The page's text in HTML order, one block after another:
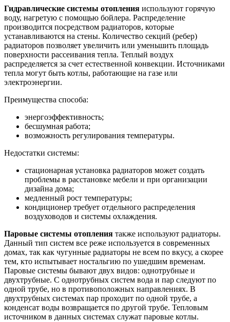
Гидравлические системы отопления используют горячую
воду, нагретую с помощью бойлера. Распределение
производится посредством радиаторов, которые
устанавливаются на стены. Количество секций (ребер)
радиаторов позволяет увеличить или уменьшить площадь
поверхности рассеивания тепла. Теплый воздух
распределяется за счет естественной конвекции. Источниками
тепла могут быть котлы, работающие на газе или
электроэнергии.
Преимущества способа:
энергоэффективность;
бесшумная работа;
возможность регулирования температуры.
Недостатки системы:
стационарная установка радиаторов может создать
проблемы в расстановке мебели и при организации
дизайна дома;
медленный рост температуры;
кондиционер требует отдельного распределения
воздуховодов и системы охлаждения.
Паровые системы отопления также используют радиаторы.
Данный тип систем все реже используется в современных
домах, так как чугунные радиаторы не всем по вкусу, а скорее
тем, кто испытывает ностальгию по ушедшим временам.
Паровые системы бывают двух видов: однотрубные и
двухтрубные. С однотрубных систем вода и пар следуют по
одной трубе, но в противоположных направлениях. В
двухтрубных системах пар проходит по одной трубе, а
конденсат воды возвращается по другой трубе. Тепловым
источником в данных системах служат паровые котлы.